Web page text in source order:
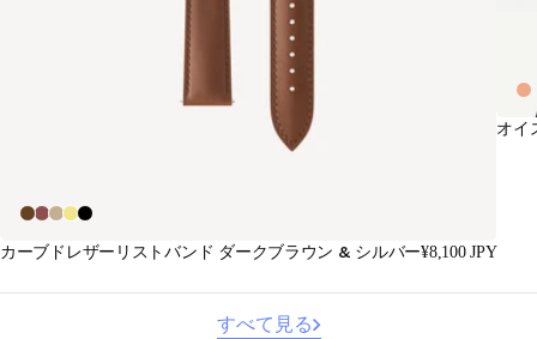
カーブドレザーリストバンド ダークブラウン & シルバー¥8,100 JPY
オイ
すべて見る